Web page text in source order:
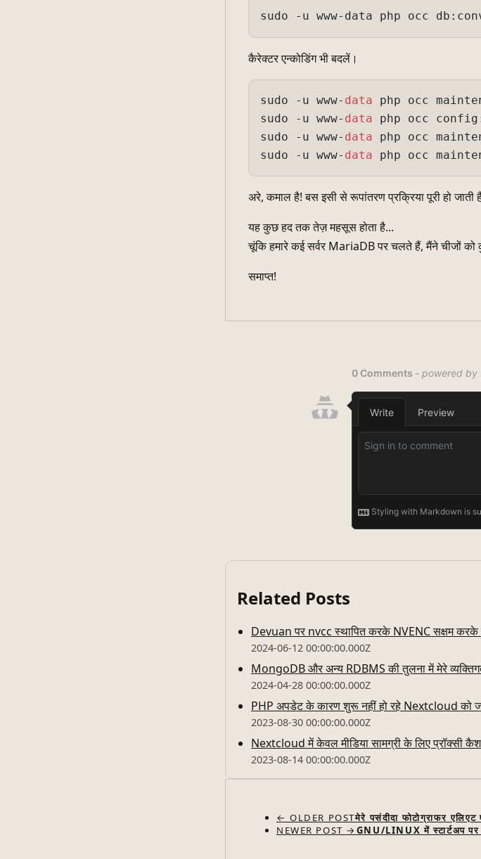
sudo -u www-data php occ
कैरेक्टर एन्कोडिंग भी बदलें।
sudo -u www- data php occ
sudo -u www- data php occ
sudo -u www- data php occ
sudo -u www- data
अरे, कमाल है! बस इसी से रूपांतरण प्रक्रिया पूरी हो
यह कुछ हद तक तेज़ महसूस होता है...
चूंकि हमारे कई सर्वर MariaDB पर चलते हैं, मैंने चीजों
समाप्त!
Related Posts
Devuan पर nvcc स्थापित करके NVENC सक्षम करके
2024-06-12 00:00:00.000Z
MongoDB और अन्य RDBMS की तुलना में मेरे
2024-04-28 00:00:00.000Z
PHP अपडेट के कारण शुरू नहीं हो रहे Nextcloud को
2023-08-30 00:00:00.000Z
Nextcloud में केवल मीडिया सामग्री के लिए प्रॉक्सी
2023-08-14 00:00:00.000Z
← OLDER POSTमेरे पसंदीदा फोटोग्राफर
NEWER POST → GNU/LINUX में स्टार्टअप